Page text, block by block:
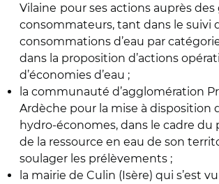
Vilaine pour ses actions auprès des
consommateurs, tant dans le suivi
consommations d’eau par
dans la proposition d’actions
d’économies d’eau ;
la communauté d’agglomération
Ardèche pour la mise à disposition
hydro-économes, dans le cadre du
de la ressource en eau de son
soulager les prélèvements ;
la mairie de Culin (Isère) qui s’est